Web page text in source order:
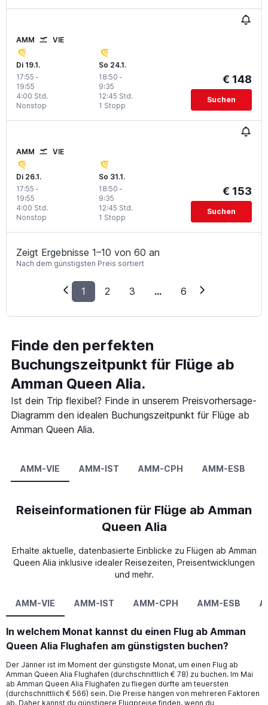
AMM VIE
Di 19.1.
17:55 -
19:55
Nonstop
4:00 Std.
So 24.1.
18:50 -
9:35
1 Stopp
12:45 Std.
€ 148
Suchen
AMM VIE
Di 26.1.
17:55 -
19:55
Nonstop
4:00 Std.
So 31.1.
18:50 -
9:35
1 Stopp
12:45 Std.
€ 153
Suchen
Zeigt Ergebnisse 1–10 von 60 an
Nach dem günstigsten Preis sortiert
1 2 3 ... 6
Finde den perfekten
Buchungszeitpunkt für Flüge ab
Amman Queen Alia.
Ist dein Trip flexibel? Finde in unserem Preisvorhersage-
Diagramm den idealen Buchungszeitpunkt für Flüge ab
Amman Queen Alia.
AMM-VIE AMM-IST AMM-CPH AMM-ESB
Reiseinformationen für Flüge ab Amman
Queen Alia
Erhalte aktuelle, datenbasierte Einblicke zu Flügen ab Amman
Queen Alia inklusive idealer Reisezeiten, Preisentwicklungen
und mehr.
AMM-VIE AMM-IST AMM-CPH AMM-ESB
In welchem Monat kannst du einen Flug ab Amman
Queen Alia Flughafen am günstigsten buchen?
Der Jänner ist im Moment der günstigste Monat, um einen Flug ab
Amman Queen Alia Flughafen (durchschnittlich € 78) zu buchen. Im Mai
ab Amman Queen Alia Flughafen zu fliegen dürfte am teuersten
(durchschnittlich € 566) sein. Die Preise hängen von mehreren Faktoren
ab. Daher kannst du günstigere Flugpreise finden, wenn du